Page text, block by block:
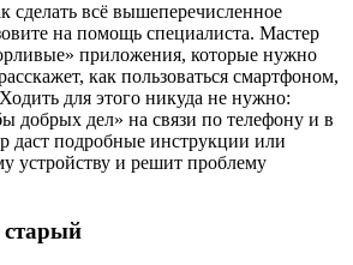
сделать всё вышеперечисленное
на помощь специалиста. Мастер
приложения, которые нужно
как пользоваться смартфоном,
для этого никуда не нужно:
добрых дел» на связи по телефону и в
даст подробные инструкции или
устройству и решит проблему
старый